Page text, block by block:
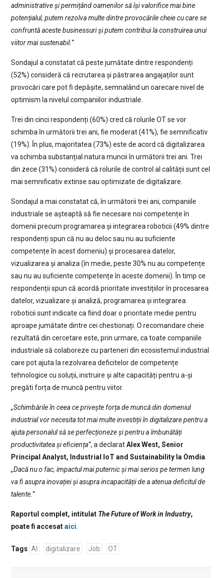
administrative și permițând oamenilor să își valorifice mai bine
potențialul, putem rezolva multe dintre provocările cheie cu care se
confruntă aceste businessuri și putem contribui la construirea unui
viitor mai sustenabil.”
Sondajul a constatat că peste jumătate dintre respondenți
(52%) consideră că recrutarea și păstrarea angajaților sunt
provocări care pot fi depășite, semnalând un oarecare nivel de
optimism la nivelul companiilor industriale.
Trei din cinci respondenți (60%) cred că rolurile OT se vor
schimba în următorii trei ani, fie moderat (41%), fie semnificativ
(19%). În plus, majoritatea (73%) este de acord că digitalizarea
va schimba substanțial natura muncii în următorii trei ani. Trei
din zece (31%) consideră că rolurile de control al calității sunt cel
mai semnificativ extinse sau optimizate de digitalizare.
Sondajul a mai constatat că, în următorii trei ani, companiile
industriale se așteaptă să fie necesare noi competențe în
domenii precum programarea și integrarea roboticii (49% dintre
respondenți spun că nu au deloc sau nu au suficiente
competențe în acest domeniu) și procesarea datelor,
vizualizarea și analiza (în medie, peste 30% nu au competențe
sau nu au suficiente competențe în aceste domenii). În timp ce
respondenții spun că acordă prioritate investițiilor în procesarea
datelor, vizualizare și analiză, programarea și integrarea
roboticii sunt indicate ca fiind doar o prioritate medie pentru
aproape jumătate dintre cei chestionați. O recomandare cheie
rezultată din cercetare este, prin urmare, ca toate companiile
industriale să colaboreze cu parteneri din ecosistemul industrial
care pot ajuta la rezolvarea deficitelor de competențe
tehnologice cu soluții, instruire și alte capacități pentru a-și
pregăti forța de muncă pentru viitor.
„Schimbările în ceea ce privește forța de muncă din domeniul
industrial vor necesita tot mai multe investiții în digitalizare pentru a
ajuta personalul să se perfecționeze și pentru a îmbunătăți
productivitatea și eficiența”, a declaratAlex West, Senior
Principal Analyst, Industrial IoT and Sustainability la Omdia
„Dacă nu o fac, impactul mai puternic și mai serios pe termen lung
va fi asupra inovației și asupra incapacității de a atenua deficitul de
talente.”
Raportul complet, intitulat The Future of Work in Industry,
poate fi accesataici
Tags AI digitalizare Job OT